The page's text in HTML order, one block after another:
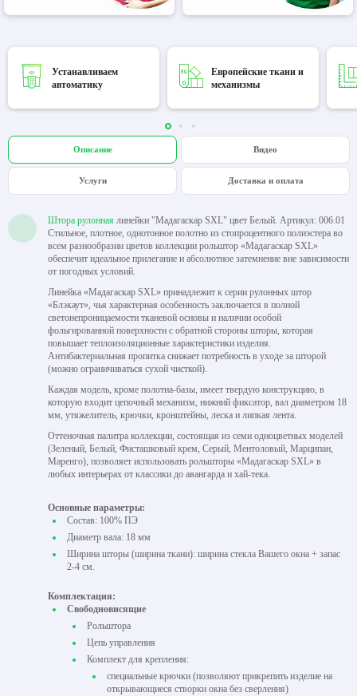
Устанавливаем
автоматику
Европейские ткани и
механизмы
Описание Видео
Услуги Доставка и оплата
Штора рулонная линейки "Мадагаскар SXL" цвет Белый. Артикул: 006.01
Стильное, плотное, однотонное полотно из стопроцентного полиэстера во
всем разнообразии цветов коллекции рольштор «Мадагаскар SXL»
обеспечит идеальное прилегание и абсолютное затемнение вне зависимости
от погодных условий.
Линейка «Мадагаскар SXL» принадлежит к серии рулонных штор
«Блэкаут», чья характерная особенность заключается в полной
светонепроницаемости тканевой основы и наличии особой
фольгированной поверхности с обратной стороны шторы, которая
повышает теплоизоляционные характеристики изделия.
Антибактериальная пропитка снижает потребность в уходе за шторой
(можно ограничиваться сухой чисткой).
Каждая модель, кроме полотна-базы, имеет твердую конструкцию, в
которую входит цепочный механизм, нижний фиксатор, вал диаметром 18
мм, утяжелитель, крючки, кронштейны, леска и липкая лента.
Оттеночная палитра коллекции, состоящая из семи одноцветных моделей
(Зеленый, Белый, Фисташковый крем, Серый, Ментоловый, Марципан,
Маренго), позволяет использовать рольшторы «Мадагаскар SXL» в
любых интерьерах от классики до авангарда и хай-тека.
Основные параметры:
Состав: 100% ПЭ
Диаметр вала: 18 мм
Ширина шторы (ширина ткани): ширина стекла Вашего окна + запас
2-4 см.
Комплектация:
Свободновисящие
Рольштора
Цепь управления
Комплект для крепления:
специальные крючки (позволяют прикрепить изделие на
открывающиеся створки окна без сверления)